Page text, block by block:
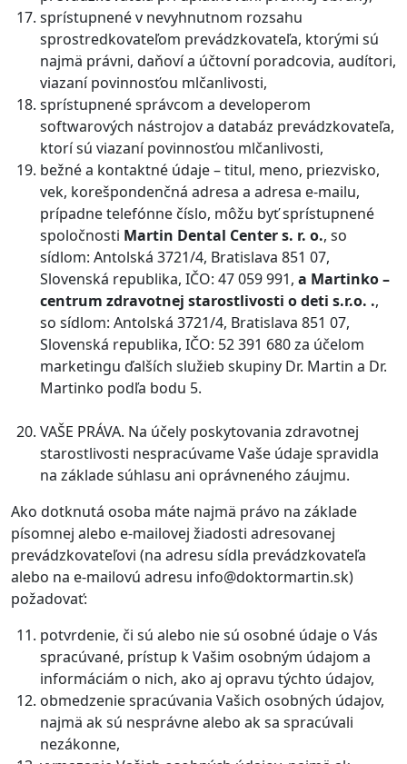
sprístupnené v nevyhnutnom rozsahu
sprostredkovateľom prevádzkovateľa, ktorými sú
najmä právni, daňoví a účtovní poradcovia, audítori,
viazaní povinnosťou mlčanlivosti,
sprístupnené správcom a developerom
softwarových nástrojov a databáz prevádzkovateľa,
ktorí sú viazaní povinnosťou mlčanlivosti,
bežné a kontaktné údaje – titul, meno, priezvisko,
vek, korešpondenčná adresa a adresa e-mailu,
prípadne telefónne číslo, môžu byť sprístupnené
spoločnosti Martin Dental Center s. r. o., so
sídlom: Antolská 3721/4, Bratislava 851 07,
Slovenská republika, IČO: 47 059 991, a Martinko –
centrum zdravotnej starostlivosti o deti s.r.o. .,
so sídlom: Antolská 3721/4, Bratislava 851 07,
Slovenská republika, IČO: 52 391 680 za účelom
marketingu ďalších služieb skupiny Dr. Martin a Dr.
Martinko podľa bodu 5.
VAŠE PRÁVA. Na účely poskytovania zdravotnej
starostlivosti nespracúvame Vaše údaje spravidla
na základe súhlasu ani oprávneného záujmu.
Ako dotknutá osoba máte najmä právo na základe
písomnej alebo e-mailovej žiadosti adresovanej
prevádzkovateľovi (na adresu sídla prevádzkovateľa
alebo na e-mailovú adresu info@doktormartin.sk)
požadovať:
potvrdenie, či sú alebo nie sú osobné údaje o Vás
spracúvané, prístup k Vašim osobným údajom a
informáciám o nich, ako aj opravu týchto údajov,
obmedzenie spracúvania Vašich osobných údajov,
najmä ak sú nesprávne alebo ak sa spracúvali
nezákonne,